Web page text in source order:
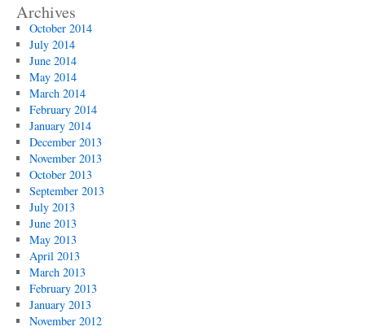
Archives
October 2014
July 2014
June 2014
May 2014
March 2014
February 2014
January 2014
December 2013
November 2013
October 2013
September 2013
July 2013
June 2013
May 2013
April 2013
March 2013
February 2013
January 2013
November 2012